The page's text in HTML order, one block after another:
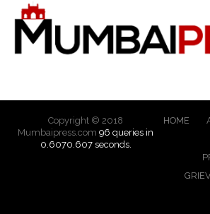
Copyright © 2018
Mumbaipress.com96 queries in
0.6070.607 seconds.
HOME